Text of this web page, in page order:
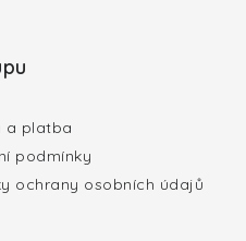
a platba
podmínky
ochrany osobních údajů